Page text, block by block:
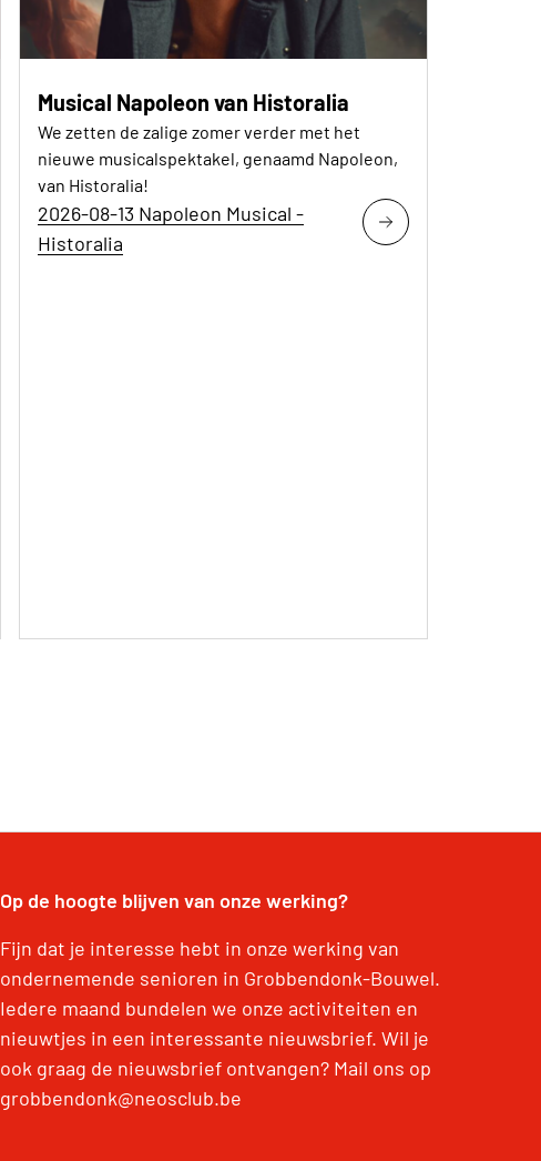
Musical Napoleon van Historalia
We zetten de zalige zomer verder met het
nieuwe musicalspektakel, genaamd Napoleon,
van Historalia!
2026-08-13 Napoleon Musical -
Historalia
Op de hoogte blijven van onze werking?
Fijn dat je interesse hebt in onze werking van
ondernemende senioren in Grobbendonk-Bouwel.
Iedere maand bundelen we onze activiteiten en
nieuwtjes in een interessante nieuwsbrief. Wil je
ook graag de nieuwsbrief ontvangen? Mail ons op
grobbendonk@neosclub.be